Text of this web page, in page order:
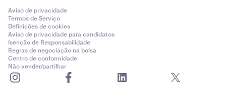
Aviso de privacidade
Termos de Serviço
Definições de cookies
Aviso de privacidade para candidatos
Isenção de Responsabilidade
Regras de negociação na bolsa
Centro de conformidade
Não vender/partilhar